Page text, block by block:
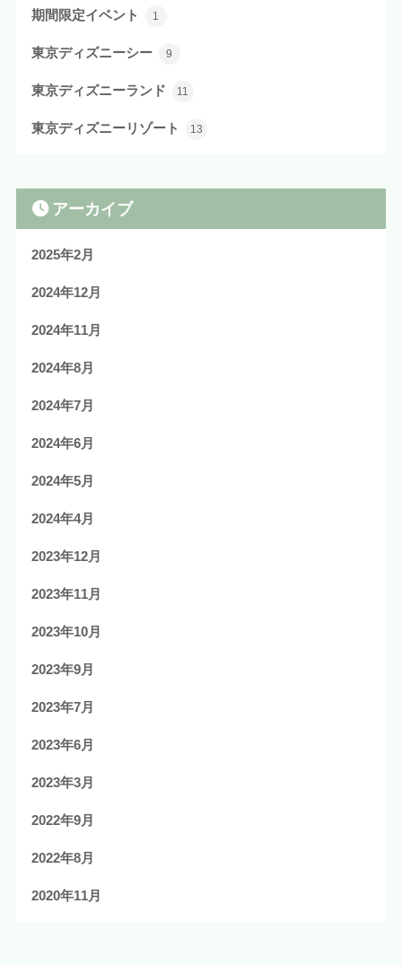
期間限定イベント 1
東京ディズニーシー 9
東京ディズニーランド 11
東京ディズニーリゾート 13
アーカイブ
2025年2月
2024年12月
2024年11月
2024年8月
2024年7月
2024年6月
2024年5月
2024年4月
2023年12月
2023年11月
2023年10月
2023年9月
2023年7月
2023年6月
2023年3月
2022年9月
2022年8月
2020年11月